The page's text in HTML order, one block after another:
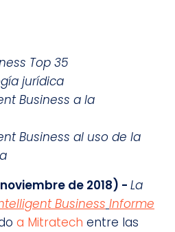
Top 35
jurídica
Business a la
Business al uso de la
de 2018) - La
Business Informe
a Mitratech entre las